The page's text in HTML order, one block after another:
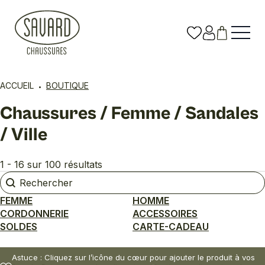
ACCUEIL BOUTIQUE
Chaussures / Femme / Sandales
/ Ville
1 - 16 sur 100 résultats
Rechercher
Rechercher
FEMME
HOMME
CORDONNERIE
ACCESSOIRES
SOLDES
CARTE-CADEAU
Astuce : Cliquez sur l’icône du cœur pour ajouter le produit à vos